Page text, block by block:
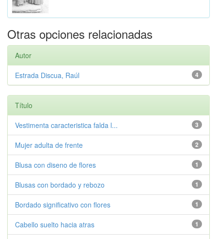
Otras opciones relacionadas
Autor
4
Estrada Discua, Raúl
Título
3
Vestimenta caracteristica falda l...
2
Mujer adulta de frente
1
Blusa con diseno de flores
1
Blusas con bordado y rebozo
1
Bordado significativo con flores
1
Cabello suelto hacia atras